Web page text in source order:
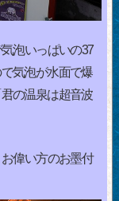
泡いっぱいの37
気泡が水面で爆
の温泉は超音波
偉い方のお墨付